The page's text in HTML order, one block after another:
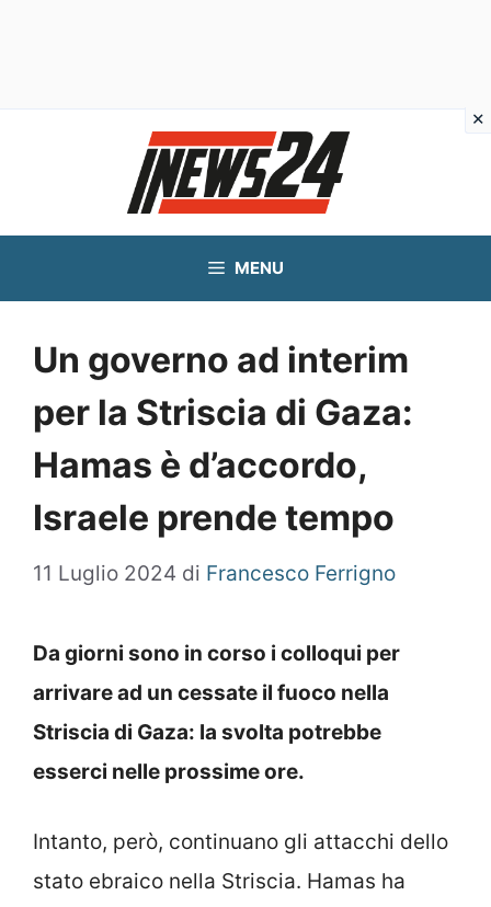
MENU
Un governo ad interim
per la Striscia di Gaza:
Hamas è d’accordo,
Israele prende tempo
11 Luglio 2024 di Francesco Ferrigno
Da giorni sono in corso i colloqui per
arrivare ad un cessate il fuoco nella
Striscia di Gaza: la svolta potrebbe
esserci nelle prossime ore.
Intanto, però, continuano gli attacchi dello
stato ebraico nella Striscia. Hamas ha